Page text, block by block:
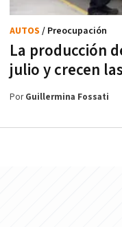
La producción
julio y crecen
AUTOS / Preocupación
PorGuillermina Fossati